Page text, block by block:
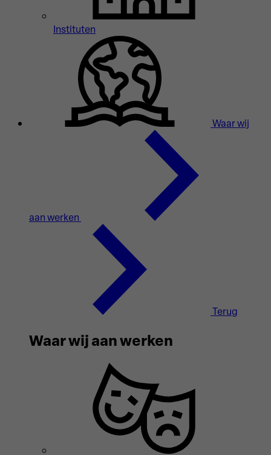
Instituten
Waar wij
aan werken
Terug
Waar wij aan werken